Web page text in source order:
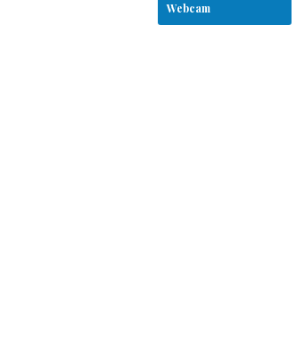
Webcam